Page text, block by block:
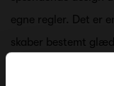
egne regler. Det er
skaber bestemt
møbler i hjemmet.